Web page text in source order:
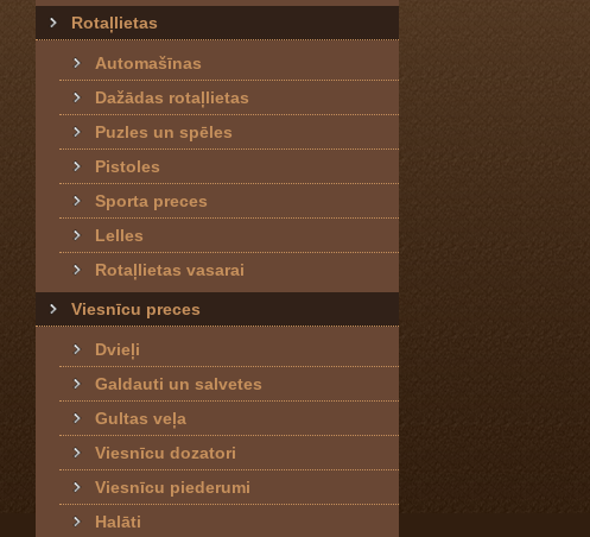
Rotaļlietas
Automašīnas
Dažādas rotaļlietas
Puzles un spēles
Pistoles
Sporta preces
Lelles
Rotaļlietas vasarai
Viesnīcu preces
Dvieļi
Galdauti un salvetes
Gultas veļa
Viesnīcu dozatori
Viesnīcu piederumi
Halāti